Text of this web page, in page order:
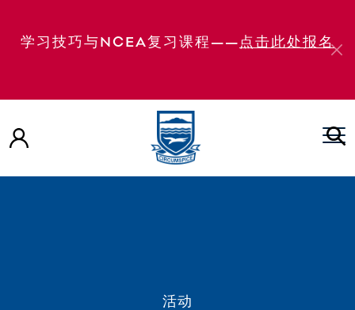
学习技巧与NCEA复习课程——点击此处报名
活动